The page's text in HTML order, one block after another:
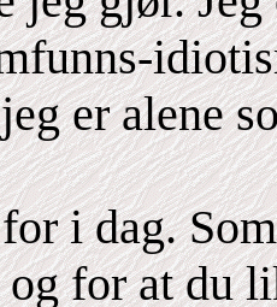
er alene
i dag.
for at du